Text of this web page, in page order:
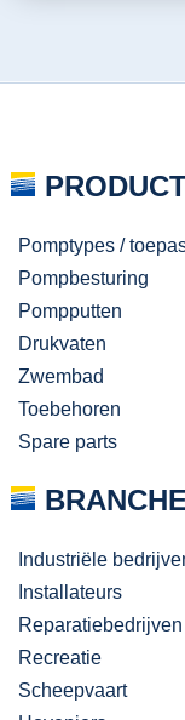
Pomptypes /
Pompbesturing
Pompputten
Drukvaten
Zwembad
Toebehoren
Spare parts
Industriële
Installateurs
Reparatiebedrijven
Recreatie
Scheepvaart